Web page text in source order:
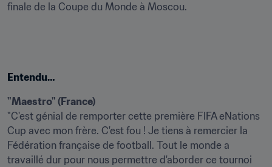
finale de la Coupe du Monde à Moscou.
Entendu…
"Maestro" (France)
"C'est génial de remporter cette première FIFA eNations
Cup avec mon frère. C'est fou ! Je tiens à remercier la
Fédération française de football. Tout le monde a
travaillé dur pour nous permettre d'aborder ce tournoi